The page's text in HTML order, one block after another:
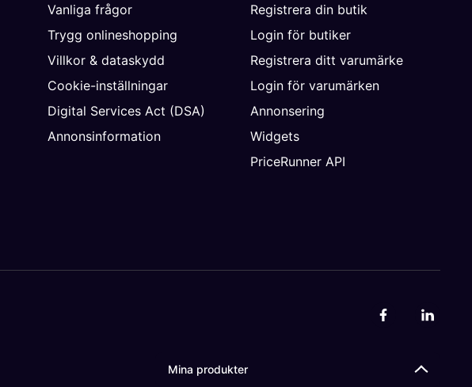
Mina produkter
Vanliga frågor
Trygg onlineshopping
Villkor & dataskydd
Cookie-inställningar
Digital Services Act (DSA)
Annonsinformation
Registrera din butik
Login för butiker
Registrera ditt varumärke
Login för varumärken
Annonsering
Widgets
PriceRunner API